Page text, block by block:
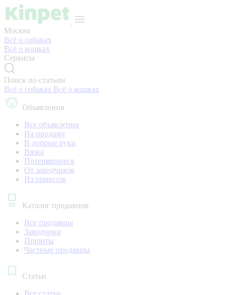
Москва
Всё о собаках
Всё о кошках
Сервисы
Поиск по статьям
Всё о собаках Всё о кошках
Объявления
Все объявления
На продажу
В добрые руки
Вязка
Потерявшиеся
От заводчиков
Из приютов
Каталог продавцов
Все продавцы
Заводчики
Приюты
Частные продавцы
Статьи
Все статьи